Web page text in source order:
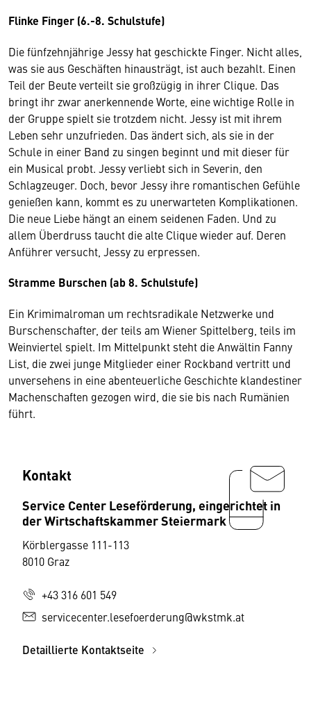
Flinke Finger (6.-8. Schulstufe)
Die fünfzehnjährige Jessy hat geschickte Finger. Nicht alles,
was sie aus Geschäften hinausträgt, ist auch bezahlt. Einen
Teil der Beute verteilt sie großzügig in ihrer Clique. Das
bringt ihr zwar anerkennende Worte, eine wichtige Rolle in
der Gruppe spielt sie trotzdem nicht. Jessy ist mit ihrem
Leben sehr unzufrieden. Das ändert sich, als sie in der
Schule in einer Band zu singen beginnt und mit dieser für
ein Musical probt. Jessy verliebt sich in Severin, den
Schlagzeuger. Doch, bevor Jessy ihre romantischen Gefühle
genießen kann, kommt es zu unerwarteten Komplikationen.
Die neue Liebe hängt an einem seidenen Faden. Und zu
allem Überdruss taucht die alte Clique wieder auf. Deren
Anführer versucht, Jessy zu erpressen.
Stramme Burschen (ab 8. Schulstufe)
Ein Krimimalroman um rechtsradikale Netzwerke und
Burschenschafter, der teils am Wiener Spittelberg, teils im
Weinviertel spielt. Im Mittelpunkt steht die Anwältin Fanny
List, die zwei junge Mitglieder einer Rockband vertritt und
unversehens in eine abenteuerliche Geschichte klandestiner
Machenschaften gezogen wird, die sie bis nach Rumänien
führt.
Kontakt
Service Center Leseförderung, eingerichtet in
der Wirtschaftskammer Steiermark
Körblergasse 111-113
8010 Graz
+43 316 601 549
servicecenter.lesefoerderung@wkstmk.at
Detaillierte Kontaktseite